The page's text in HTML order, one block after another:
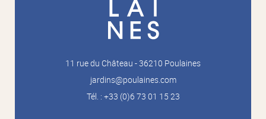
11 rue du Château - 36210 Poulaines
jardins@poulaines.com
Tél. : +33 (0)6 73 01 15 23